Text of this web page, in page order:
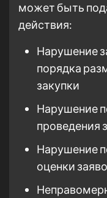
может быть
действия:
Нарушение
порядка
закупки
Нарушение
проведения
Нарушение
оценки